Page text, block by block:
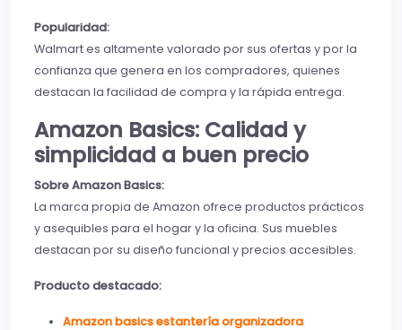
Popularidad:
Walmart es altamente valorado por sus ofertas y por la
confianza que genera en los compradores, quienes
destacan la facilidad de compra y la rápida entrega.
Amazon Basics: Calidad y
simplicidad a buen precio
Sobre Amazon Basics:
La marca propia de Amazon ofrece productos prácticos
y asequibles para el hogar y la oficina. Sus muebles
destacan por su diseño funcional y precios accesibles.
Producto destacado:
Amazon basics estantería organizadora